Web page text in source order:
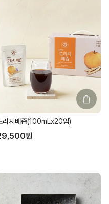
라지배즙(100mLx20입)
원